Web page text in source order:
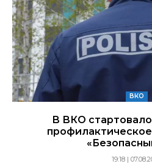
ВКО
В ВКО
19:18 |